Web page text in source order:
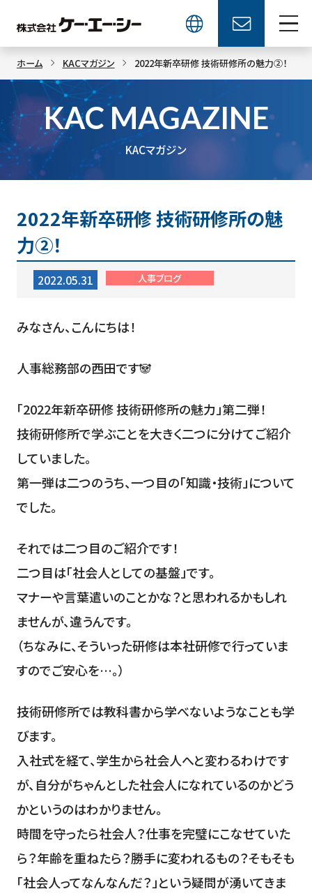
ホーム KACマガジン 2022年新卒研修 技術研修所の魅力②！
KAC MAGAZINE
KACマガジン
2022年新卒研修 技術研修所の魅
力②！
2022.05.31 人事ブログ
みなさん、こんにちは！
人事総務部の西田です🐼
「2022年新卒研修 技術研修所の魅力」第二弾！
技術研修所で学ぶことを大きく二つに分けてご紹介
していました。
第一弾は二つのうち、一つ目の「知識・技術」について
でした。
それでは二つ目のご紹介です！
二つ目は「社会人としての基盤」です。
マナーや言葉遣いのことかな？と思われるかもしれ
ませんが、違うんです。
（ちなみに、そういった研修は本社研修で行っていま
すのでご安心を…。）
技術研修所では教科書から学べないようなことも学
びます。
入社式を経て、学生から社会人へと変わるわけです
が、自分がちゃんとした社会人になれているのかどう
かというのはわかりません。
時間を守ったら社会人？仕事を完璧にこなせていた
ら？年齢を重ねたら？勝手に変われるもの？そもそも
「社会人ってなんなんだ？」という疑問が湧いてきま